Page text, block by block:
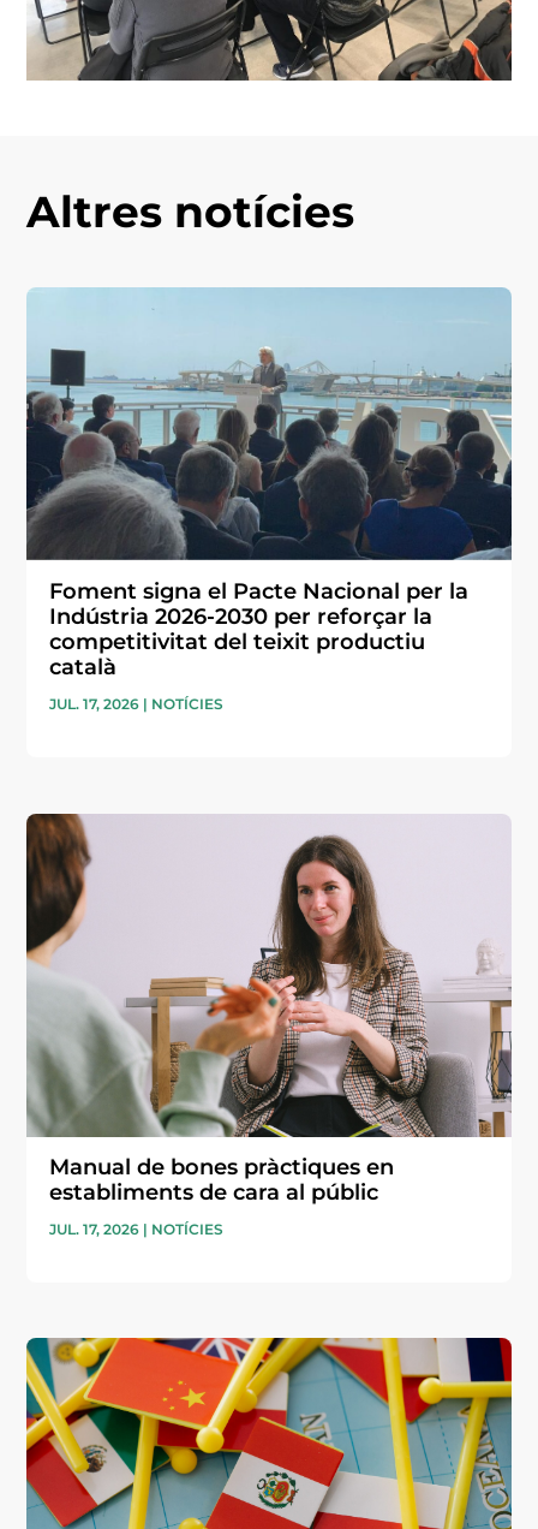
Altres notícies
Foment signa el Pacte Nacional per la
Indústria 2026-2030 per reforçar la
competitivitat del teixit productiu
català
JUL. 17, 2026 | NOTÍCIES
Manual de bones pràctiques en
establiments de cara al públic
JUL. 17, 2026 | NOTÍCIES